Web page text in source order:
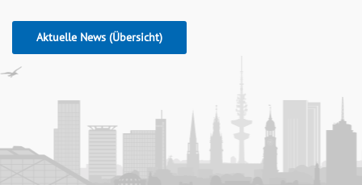
Aktuelle News (Übersicht)